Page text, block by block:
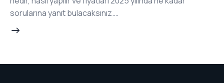
sorularına yanıt bulacaksınız.…